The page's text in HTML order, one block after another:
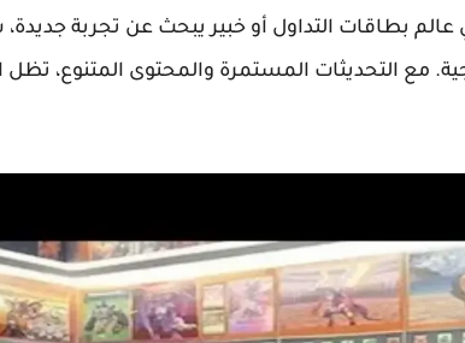
عالم بطاقات التداول أو خبير يبحث عن تجربة
مع التحديثات المستمرة والمحتوى المتنوع، تظل